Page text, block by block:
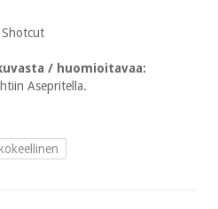
Shotcut
/ huomioitavaa:
Asepritella.
kokeellinen